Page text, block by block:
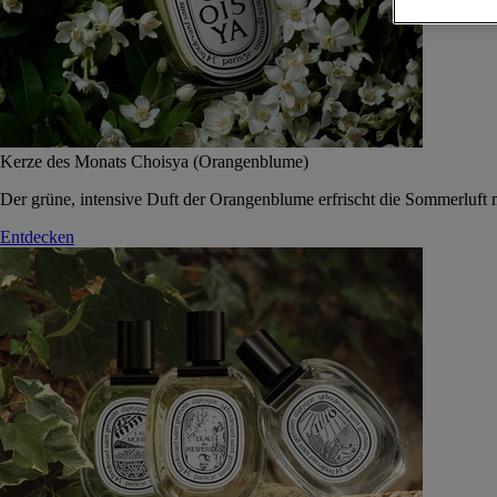
Kerze des Monats Choisya (Orangenblume)
Der grüne, intensive Duft der Orangenblume erfrischt die Sommerluft
Entdecken